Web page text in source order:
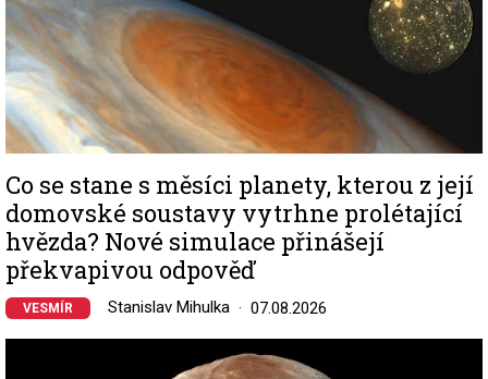
Co se stane s měsíci planety, kterou z její
domovské soustavy vytrhne prolétající
hvězda? Nové simulace přinášejí
překvapivou odpověď
VESMÍR Stanislav Mihulka 07.08.2026